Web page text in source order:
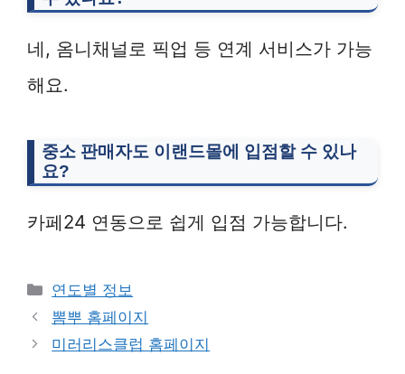
네, 옴니채널로 픽업 등 연계 서비스가 가능
해요.
중소 판매자도 이랜드몰에 입점할 수 있나
요?
카페24 연동으로 쉽게 입점 가능합니다.
Categories
연도별 정보
뽐뿌 홈페이지
미러리스클럽 홈페이지